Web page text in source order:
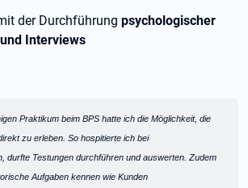
der Durchführung psychologischer
Interviews
Praktikum beim BPS hatte ich die Möglichkeit, die
zu erleben. So hospitierte ich bei
durfte Testungen durchführen und auswerten. Zudem
Aufgaben kennen wie Kunden